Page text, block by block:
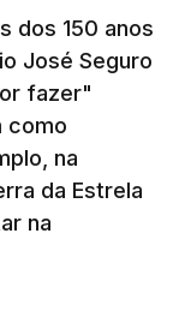
dos 150 anos
José Seguro
fazer"
como
na
da Estrela
na